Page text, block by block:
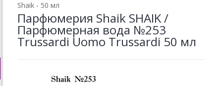
Shaik - 50 мл
Парфюмерия Shaik SHAIK /
Парфюмерная вода №253
Trussardi Uomo Trussardi 50 мл